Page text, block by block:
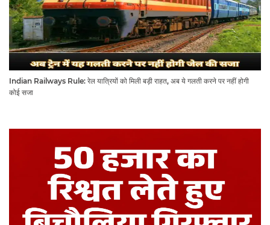
Indian Railways Rule: रेल यात्रियों को मिली बड़ी राहत, अब ये गलती करने पर नहीं होगी
कोई सजा